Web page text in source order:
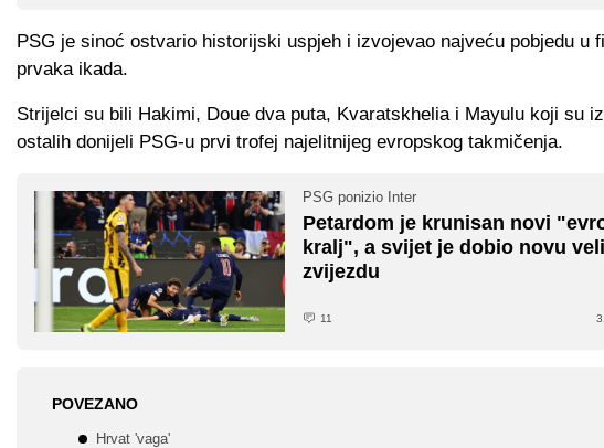
PSG je sinoć ostvario historijski uspjeh i izvojevao najveću pobjedu u
prvaka ikada.
Strijelci su bili Hakimi, Doue dva puta, Kvaratskhelia i Mayulu koji su
ostalih donijeli PSG-u prvi trofej najelitnijeg evropskog takmičenja.
PSG ponizio Inter
Petardom je krunisan novi
kralj", a svijet je dobio novu
zvijezdu
11
POVEZANO
Hrvat 'vaga'